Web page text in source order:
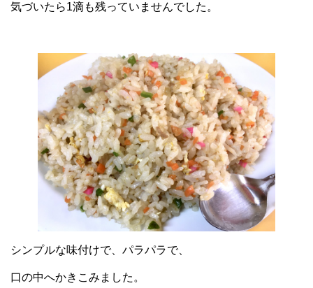
気づいたら1滴も残っていませんでした。
シンプルな味付けで、パラパラで、
口の中へかきこみました。